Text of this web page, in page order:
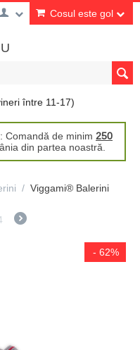
Cosul este gol
între 11-17)
Comandă de minim 250
din partea noastră.
/ Viggami® Balerini
- 62%